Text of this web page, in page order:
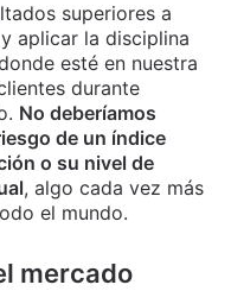
superiores a
aplicar la disciplina
esté en nuestra
durante
No deberíamos
de un índice
o su nivel de
, algo cada vez más
el mundo.
mercado